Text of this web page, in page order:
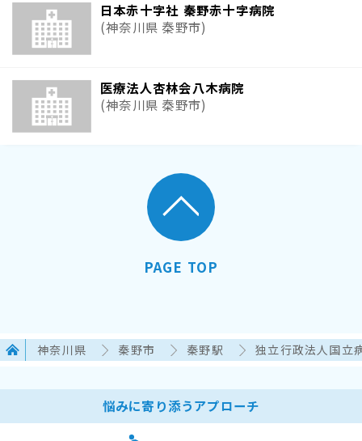
日本赤十字社 秦野赤十字病院
(神奈川県 秦野市)
医療法人杏林会八木病院
(神奈川県 秦野市)
PAGE TOP
神奈川県 秦野市 秦野駅 独立行政法人国立
悩みに寄り添うアプローチ